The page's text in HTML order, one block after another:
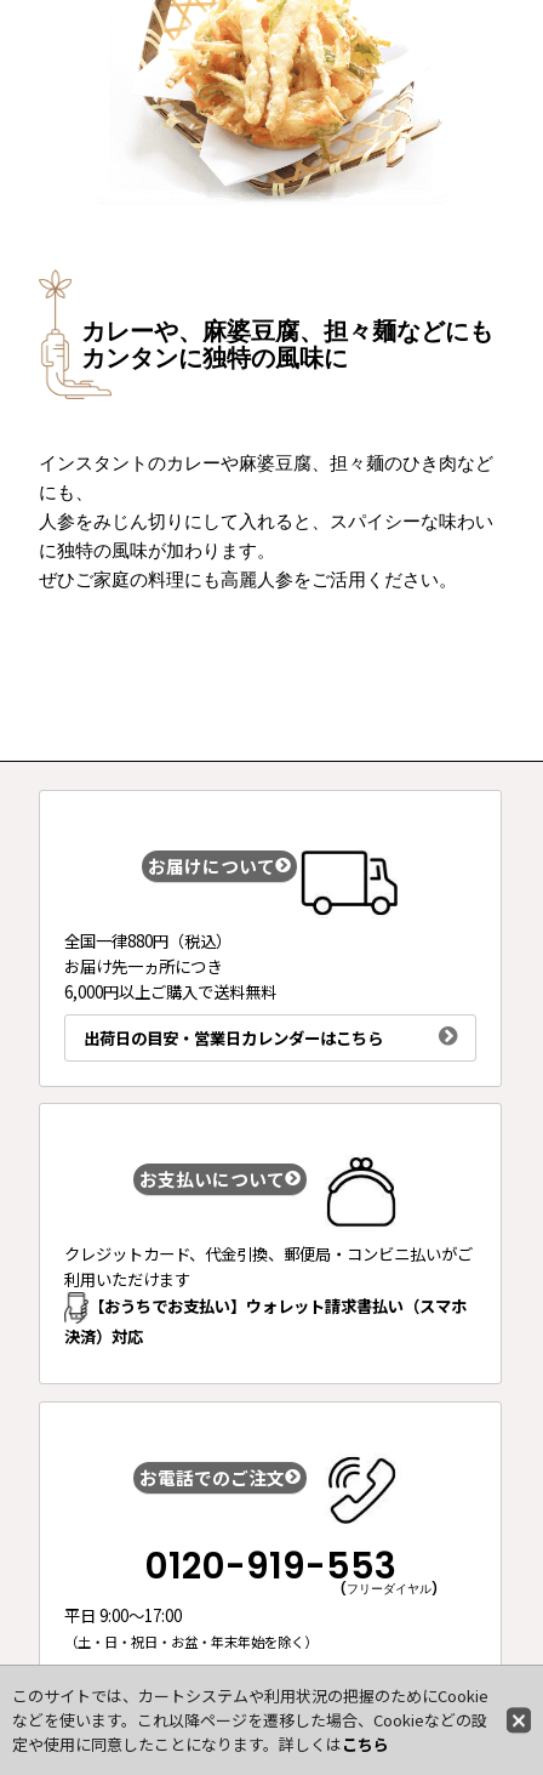
カレーや、麻婆豆腐、担々麺などにも
カンタンに独特の風味に
インスタントのカレーや麻婆豆腐、担々麺のひき肉など
にも、
人参をみじん切りにして入れると、スパイシーな味わい
に独特の風味が加わります。
ぜひご家庭の料理にも高麗人参をご活用ください。
お届けについて
全国一律880円（税込）
お届け先一ヵ所につき
6,000円以上ご購入で送料無料
出荷日の目安・営業日カレンダーはこちら
お支払いについて
クレジットカード、代金引換、郵便局・コンビニ払いがご
利用いただけます
【おうちでお支払い】ウォレット請求書払い（スマホ
決済）対応
お電話でのご注文
0120-919-553
(フリーダイヤル)
平日 9:00～17:00
（土・日・祝日・お盆・年末年始を除く）
このサイトでは、カートシステムや利用状況の把握のためにCookie
などを使います。これ以降ページを遷移した場合、Cookieなどの設
定や使用に同意したことになります。詳しくはこちら